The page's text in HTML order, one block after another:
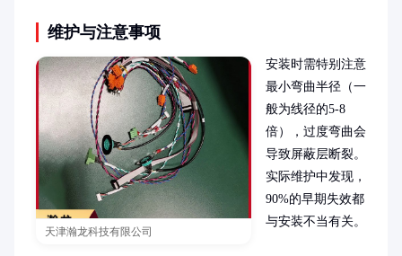
维护与注意事项
天津瀚龙科技有限公司
安装时需特别注意
最小弯曲半径（一
般为线径的5-8
倍），过度弯曲会
导致屏蔽层断裂。
实际维护中发现，
90%的早期失效都
与安装不当有关。